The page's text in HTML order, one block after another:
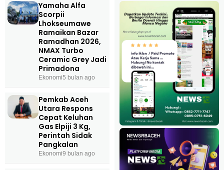
Yamaha Alfa
Scorpii
Lhokseumawe
Ramaikan Bazar
Ramadhan 2026,
NMAX Turbo
Ceramic Grey Jadi
Primadona
Ekonomi5 bulan ago
Pemkab Aceh
Utara Respons
Cepat Keluhan
Gas Elpiji 3 Kg,
Perintah Sidak
Pangkalan
Ekonomi9 bulan ago